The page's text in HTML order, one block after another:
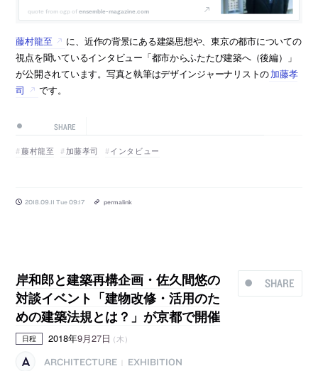
ensemble-magazine.com
藤村龍至
に、近作の背景にある建築思想や、東京の都市についての
視点を聞いているインタビュー「都市からふたたび建築へ（後編）」
が公開されています。写真と執筆はデザインジャーナリストの加藤孝
司
です。
SHARE
藤村龍至 加藤孝司 インタビュー
2018.09.11 Tue 09:17 permalink
SHARE
岸和郎と建築再構企画・佐久間悠の
対談イベント「建物改修・活用のた
めの建築法規とは？」が京都で開催
日程 2018年9月27日（木）
ARCHITECTURE EXHIBITION